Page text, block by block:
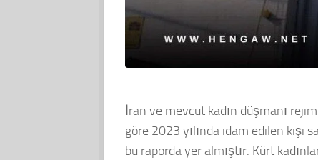
İran ve mevcut kadın düşmanı
göre 2023 yılında idam edilen kişi
bu raporda yer almıştır. Kürt